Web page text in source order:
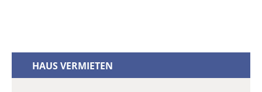
HAUS VERMIETEN